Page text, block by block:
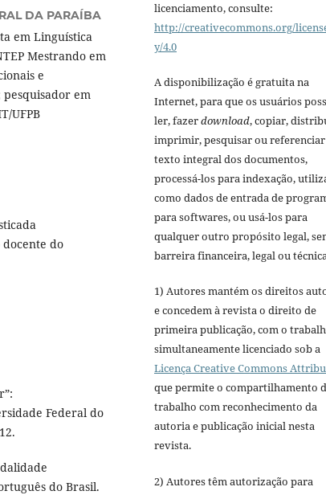
DA PARAÍBA
em Linguística
Mestrando em
e
em
UFPB
do
Federal do
do Brasil.
licenciamento, consulte:
http://creativecommons.org/
y/4.0
A disponibilização é gratuita na
Internet, para que os usuários
ler, fazerdownload, copiar,
imprimir, pesquisar ou
texto integral dos documentos,
processá-los para indexação,
como dados de entrada de
para softwares, ou usá-los para
qualquer outro propósito legal,
barreira financeira, legal ou
1) Autores mantém os direitos
e concedem à revista o direito de
primeira publicação, com o
simultaneamente licenciado sob a
Licença Creative Commons
que permite o compartilhamento
trabalho com reconhecimento da
autoria e publicação inicial nesta
revista.
2) Autores têm autorização para